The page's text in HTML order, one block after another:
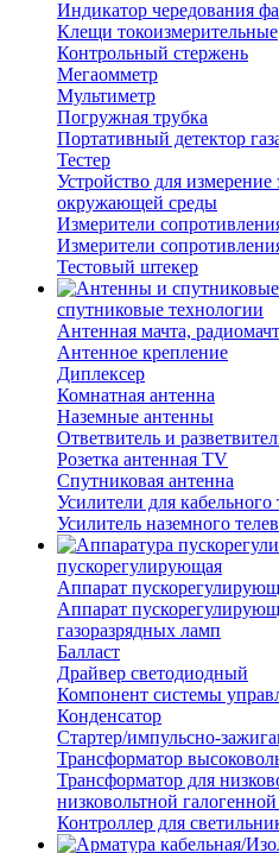
Индикатор чередования
Клещи токоизмерительные
Контрольный стержень
Мегаомметр
Мультиметр
Погружная трубка
Портативный детектор
Тестер
Устройство для измерение
окружающей среды
Измерители
Измерители
Тестовый штекер
спутниковые технологии
Антенная мачта,
Антенное крепление
Диплексер
Комнатная антенна
Наземные антенны
Ответвитель и
Розетка антенная TV
Спутниковая антенна
Усилители для кабельного
Усилитель наземного
пускорегулирующая
Аппарат
Аппарат
газоразрядных ламп
Балласт
Драйвер светодиодный
Компонент системы
Конденсатор
Стартер/импульсно-
Трансформатор
Трансформатор для
низковольтной
Контроллер для